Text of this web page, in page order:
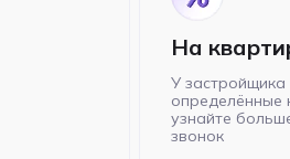
На
У застройщика
узнайте
звонок